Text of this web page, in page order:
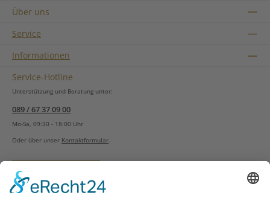
Über uns
Service
Informationen
Service-Hotline
Unterstützung und Beratung unter:
089 / 67 37 09 00
Mo-Sa, 09:30 - 18:00 Uhr
Oder über unser Kontaktformular.
Vertrag widerrufen